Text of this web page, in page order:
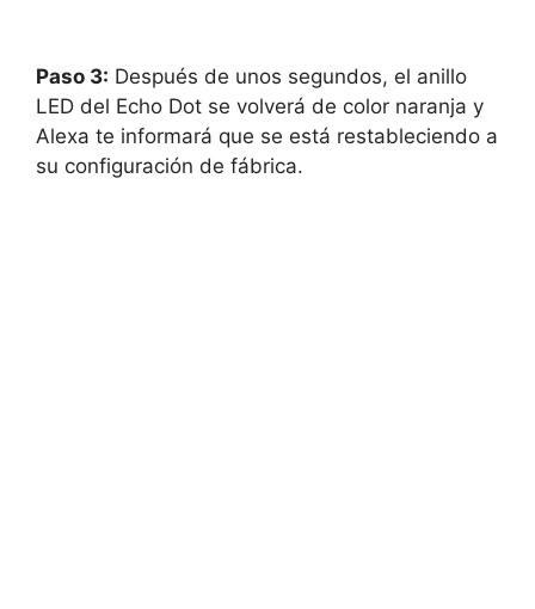
Paso 3: Después de unos segundos, el anillo
LED del Echo Dot se volverá de color naranja y
Alexa te informará que se está restableciendo a
su configuración de fábrica.